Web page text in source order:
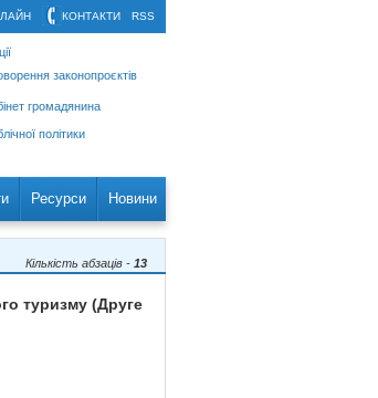
RSS
КОНТАКТИ
законопроєктів
громадянина
політики
Ресурси Новини
Кількість абзаців - 13
туризму (Друге